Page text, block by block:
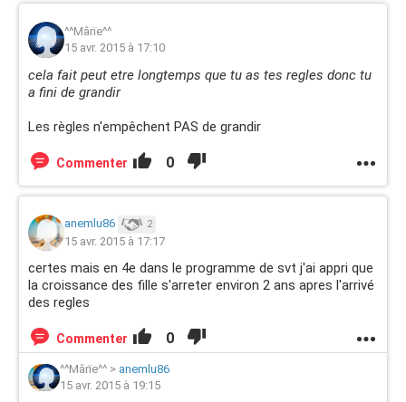
^^Mârïe^^
15 avr. 2015 à 17:10
cela fait peut etre longtemps que tu as tes regles donc tu
a fini de grandir
Les règles n'empêchent PAS de grandir
Commenter 0
anemlu86 2
15 avr. 2015 à 17:17
certes mais en 4e dans le programme de svt j'ai appri que
la croissance des fille s'arreter environ 2 ans apres l'arrivé
des regles
Commenter 0
^^Mârïe^^ > anemlu86
15 avr. 2015 à 19:15